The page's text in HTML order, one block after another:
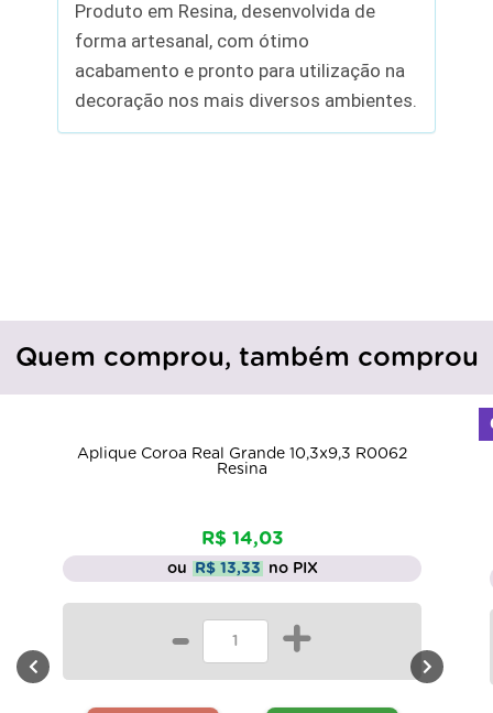
Produto em Resina, desenvolvida de
forma artesanal, com ótimo
acabamento e pronto para utilização na
decoração nos mais diversos ambientes.
Quem comprou, também comprou
Aplique Coroa Real Grande 10,3x9,3 R0062
Resina
R$ 14,03
ou R$ 13,33 no PIX
- +